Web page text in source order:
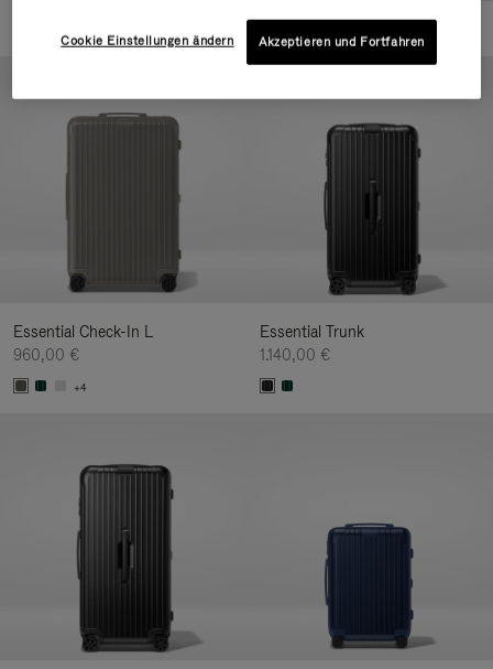
Essential Check-In L
960,00 €
+4
Essential Trunk
1.140,00 €
Cookie Einstellungen ändern Akzeptieren und Fortfahren